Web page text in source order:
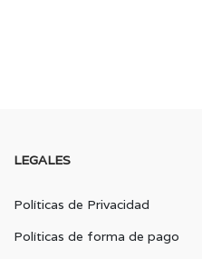
LEGALES
Políticas de Privacidad
Políticas de forma de pago